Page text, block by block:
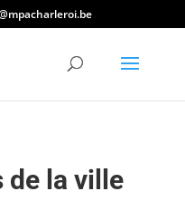
de la ville